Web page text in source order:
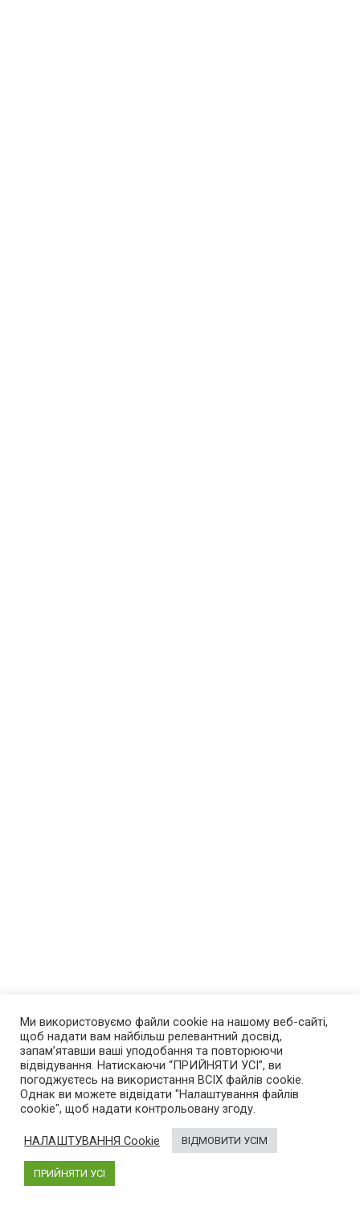
– блог про високі технології в автомобілях.
Був створений у 2013 році. Новини про електромобілі,
Ми використовуємо файли cookie на нашому веб-сайті,
щоб надати вам найбільш релевантний досвід,
запам’ятавши ваші уподобання та повторюючи
відвідування. Натискаючи “ПРИЙНЯТИ УСІ”, ви
погоджуєтесь на використання ВСІХ файлів cookie.
Однак ви можете відвідати "Налаштування файлів
cookie", щоб надати контрольовану згоду.
НАЛАШТУВАННЯ Cookie ВІДМОВИТИ УСІМ
ПРИЙНЯТИ УСІ